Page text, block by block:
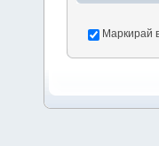
Маркирай